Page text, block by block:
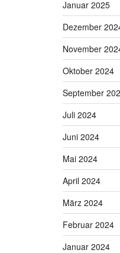
Januar 2025
Dezember
November
Oktober 2024
September
Juli 2024
Juni 2024
Mai 2024
April 2024
März 2024
Februar 2024
Januar 2024